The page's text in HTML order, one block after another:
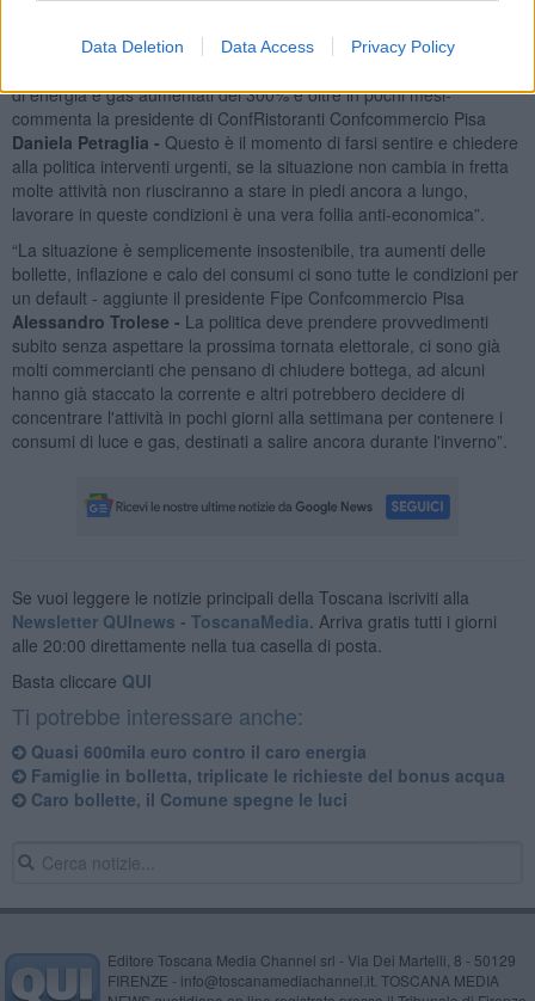
Data Deletion Data Access Privacy Policy
di energia e gas aumentati del 300% e oltre in pochi mesi-
commenta la presidente di ConfRistoranti Confcommercio Pisa
Daniela Petraglia - Questo è il momento di farsi sentire e chiedere
alla politica interventi urgenti, se la situazione non cambia in fretta
molte attività non riusciranno a stare in piedi ancora a lungo,
lavorare in queste condizioni è una vera follia anti-economica”.
“La situazione è semplicemente insostenibile, tra aumenti delle
bollette, inflazione e calo dei consumi ci sono tutte le condizioni per
un default - aggiunte il presidente Fipe Confcommercio Pisa
Alessandro Trolese - La politica deve prendere provvedimenti
subito senza aspettare la prossima tornata elettorale, ci sono già
molti commercianti che pensano di chiudere bottega, ad alcuni
hanno già staccato la corrente e altri potrebbero decidere di
concentrare l'attività in pochi giorni alla settimana per contenere i
consumi di luce e gas, destinati a salire ancora durante l'inverno”.
Se vuoi leggere le notizie principali della Toscana iscriviti alla
Newsletter QUInews - ToscanaMedia. Arriva gratis tutti i giorni
alle 20:00 direttamente nella tua casella di posta.
Basta cliccare QUI
Ti potrebbe interessare anche:
Quasi 600mila euro contro il caro energia
Famiglie in bolletta, triplicate le richieste del bonus acqua
Caro bollette, il Comune spegne le luci
Editore Toscana Media Channel srl - Via Dei Martelli, 8 - 50129
FIRENZE - info@toscanamediachannel.it. TOSCANA MEDIA